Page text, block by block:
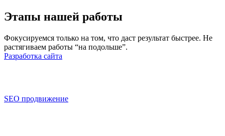
Этапы нашей работы
Фокусируемся только на том, что даст результат быстрее. Не
растягиваем работы “на подольше”.
Разработка сайта
SEO продвижение